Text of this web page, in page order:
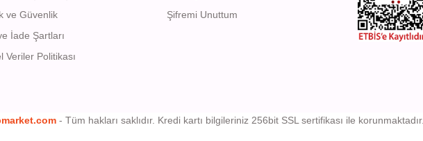
Gönder
ve Güvenlik
İade Şartları
Veriler Politikası
Şifremi Unuttum
- Tüm hakları saklıdır. Kredi kartı bilgileriniz 256bit SSL sertifikası ile korunmaktadır.